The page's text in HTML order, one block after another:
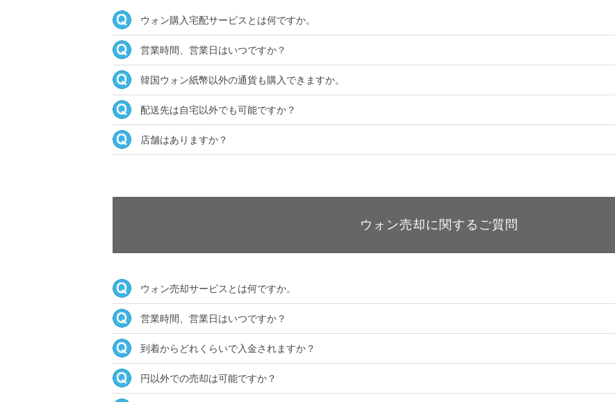
ウォン購入宅配サービスとは何ですか。
営業時間、営業日はいつですか？
韓国ウォン紙幣以外の通貨も購入できますか。
配送先は自宅以外でも可能ですか？
店舗はありますか？
ウォン売却に関するご質問
ウォン売却サービスとは何ですか。
営業時間、営業日はいつですか？
到着からどれくらいで入金されますか？
円以外での売却は可能ですか？